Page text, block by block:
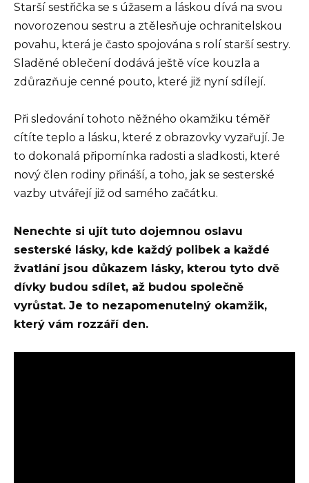
Starší sestřička se s úžasem a láskou dívá na svou
novorozenou sestru a ztělesňuje ochranitelskou
povahu, která je často spojována s rolí starší sestry.
Sladěné oblečení dodává ještě více kouzla a
zdůrazňuje cenné pouto, které již nyní sdílejí.
Při sledování tohoto něžného okamžiku téměř
cítíte teplo a lásku, které z obrazovky vyzařují. Je
to dokonalá připomínka radosti a sladkosti, které
nový člen rodiny přináší, a toho, jak se sesterské
vazby utvářejí již od samého začátku.
Nenechte si ujít tuto dojemnou oslavu
sesterské lásky, kde každý polibek a každé
žvatlání jsou důkazem lásky, kterou tyto dvě
dívky budou sdílet, až budou společně
vyrůstat. Je to nezapomenutelný okamžik,
který vám rozzáří den.